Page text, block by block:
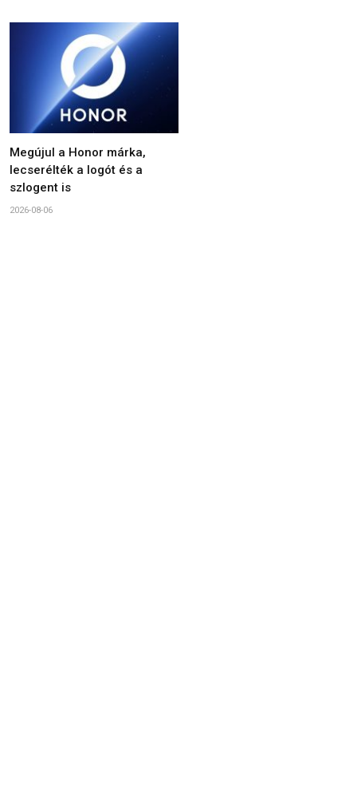
Megújul a Honor márka,
lecserélték a logót és a
szlogent is
2026-08-06